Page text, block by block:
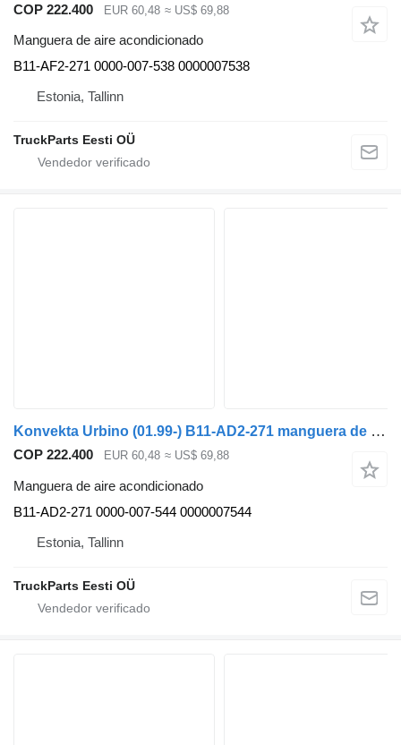
COP 222.400 EUR 60,48 ≈ US$ 69,88
Manguera de aire acondicionado
B11-AF2-271 0000-007-538 0000007538
Estonia, Tallinn
TruckParts Eesti OÜ
Konvekta Urbino (01.99-) B11-AD2-271 manguera de aire acondicionado para Solaris Urbino, Alpino, Vacanza (1999-) autobús
COP 222.400 EUR 60,48 ≈ US$ 69,88
Manguera de aire acondicionado
B11-AD2-271 0000-007-544 0000007544
Estonia, Tallinn
TruckParts Eesti OÜ